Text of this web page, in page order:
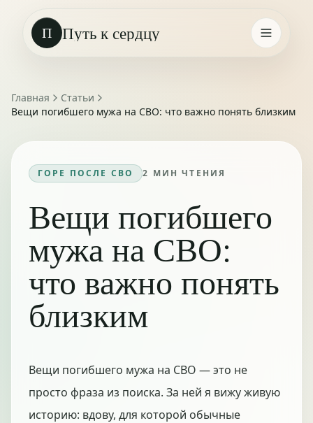
П Путь к сердцу
Главная
Статьи
Вещи погибшего мужа на СВО: что важно понять близким
ГОРЕ ПОСЛЕ СВО 2 МИН ЧТЕНИЯ
Вещи погибшего
мужа на СВО:
что важно понять
близким
Вещи погибшего мужа на СВО — это не
просто фраза из поиска. За ней я вижу живую
историю: вдову, для которой обычные